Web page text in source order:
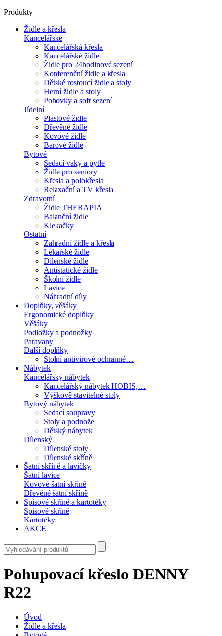
Produkty
Židle a křesla
Kancelářské
Kancelářská křesla
Kancelářské židle
Židle pro 24hodinové sezení
Konferenční židle a křesla
Dětské rostoucí židle a stoly
Herní židle a stoly
Pohovky a soft sezení
Jídelní
Plastové židle
Dřevěné židle
Kovové židle
Barové židle
Bytové
Sedací vaky a pytle
Židle pro seniory
Křesla a polokřesla
Relaxační a TV křesla
Zdravotní
Židle THERAPIA
Balanční židle
Klekačky
Ostatní
Zahradní židle a křesla
Lékařské židle
Dílenské židle
Antistatické židle
Školní židle
Lavice
Náhradní díly
Doplňky, věšáky
Ergonomické doplňky
Věšáky
Podložky a podnožky
Paravany
Další doplňky
Stolní antivirové ochranné…
Nábytek
Kancelářský nábytek
Kancelářský nábytek HOBIS,…
Výškově stavitelné stoly
Bytový nábytek
Sedací soupravy
Stoly a podnože
Dětský nábytek
Dílenský
Dílenské stoly
Dílenské skříně
Šatní skříně a lavičky
Šatní lavice
Kovové šatní skříně
Dřevěné šatní skříně
Spisové skříně a kartotéky
Spisové skříně
Kartotéky
AKCE
Pohupovací křeslo DENNY
R22
Úvod
Židle a křesla